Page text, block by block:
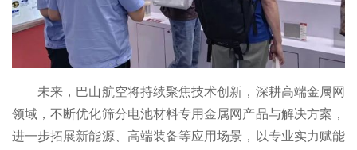
未来，巴山航空将持续聚焦技术创新，深耕高端金属网
领域，不断优化筛分电池材料专用金属网产品与解决方案，
进一步拓展新能源、高端装备等应用场景，以专业实力赋能